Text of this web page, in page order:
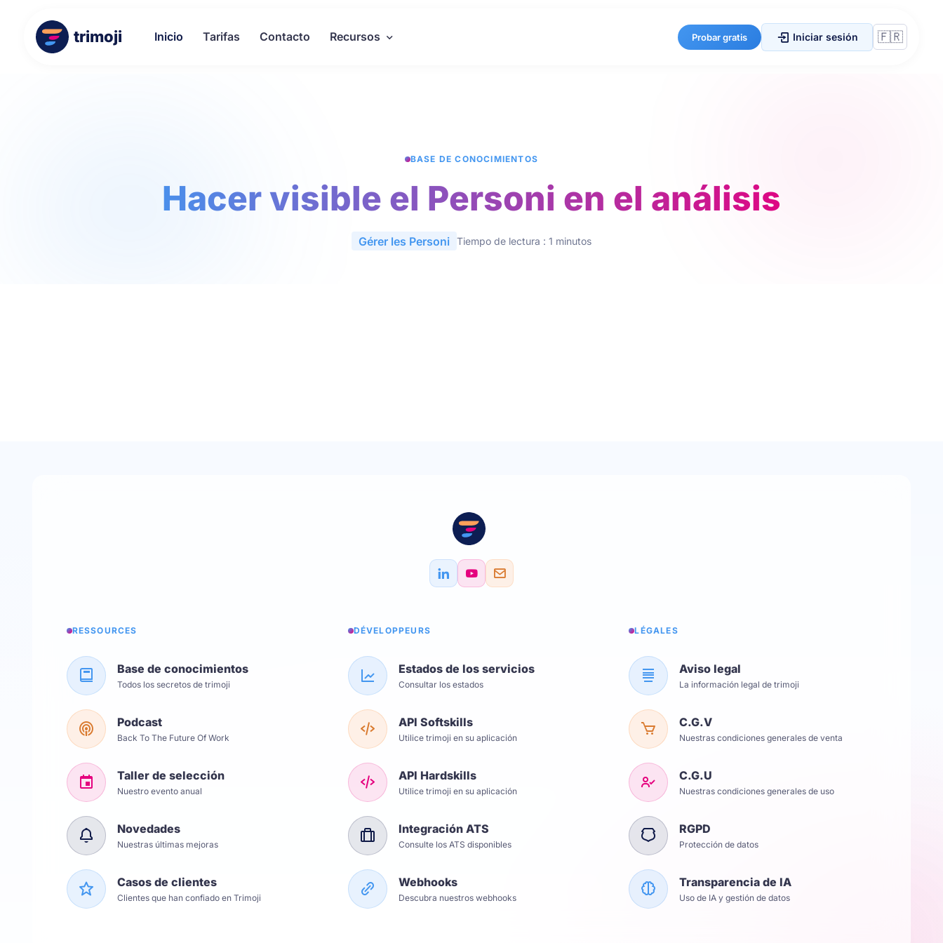
trimoji Inicio Tarifas Contacto Recursos Probar gratis Iniciar sesión
BASE DE CONOCIMIENTOS
Hacer visible el Personi en el análisis
Gérer les Personi Tiempo de lectura : 1 minutos
RESSOURCES
Base de conocimientos
Todos los secretos de trimoji
Podcast
Back To The Future Of Work
Taller de selección
Nuestro evento anual
Novedades
Nuestras últimas mejoras
Casos de clientes
Clientes que han confiado en Trimoji
DÉVELOPPEURS
Estados de los servicios
Consultar los estados
API Softskills
Utilice trimoji en su aplicación
API Hardskills
Utilice trimoji en su aplicación
Integración ATS
Consulte los ATS disponibles
Webhooks
Descubra nuestros webhooks
LÉGALES
Aviso legal
La información legal de trimoji
C.G.V
Nuestras condiciones generales de venta
C.G.U
Nuestras condiciones generales de uso
RGPD
Protección de datos
Transparencia de IA
Uso de IA y gestión de datos